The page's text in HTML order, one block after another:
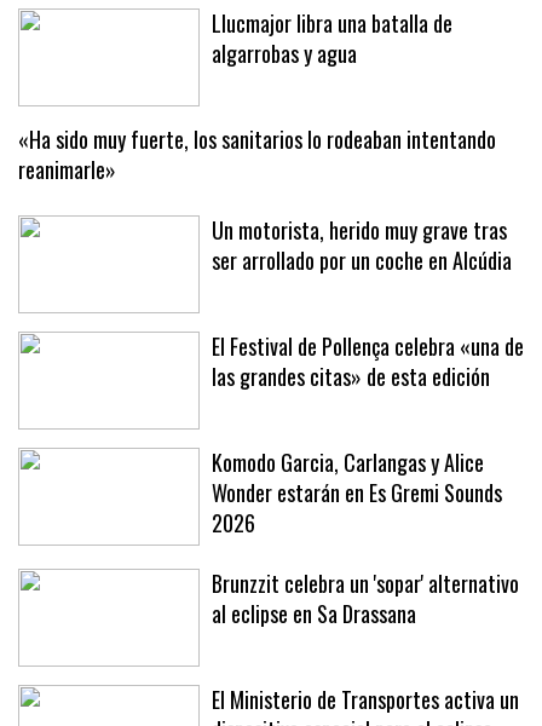
venir aquí»
Llucmajor libra una batalla de
«Ha sido muy fuerte, los sanitarios lo rodeaban intentando
reanimarle»
Un motorista, herido muy grave tras
El Festival de Pollença celebra «una de
Komodo Garcia, Carlangas y Alice
Wonder estarán en Es Gremi Sounds
2026
Brunzzit celebra un 'sopar' alternativo